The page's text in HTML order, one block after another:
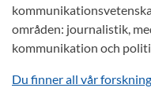
områden: journalistik,
kommunikation och
Du finner all vår